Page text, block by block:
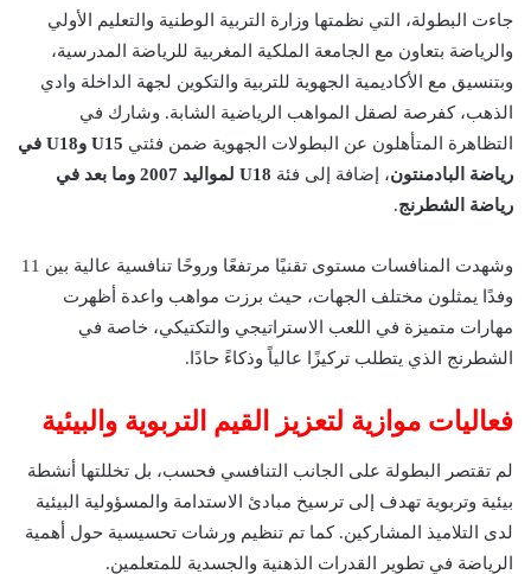
جاءت البطولة، التي نظمتها وزارة التربية الوطنية والتعليم الأولي
والرياضة بتعاون مع الجامعة الملكية المغربية للرياضة المدرسية،
وبتنسيق مع الأكاديمية الجهوية للتربية والتكوين لجهة الداخلة وادي
الذهب، كفرصة لصقل المواهب الرياضية الشابة. وشارك في
التظاهرة المتأهلون عن البطولات الجهوية ضمن فئتي
U15 وU18 في
رياضة البادمنتون، إضافة إلى فئة
U18 لمواليد 2007 وما بعد في
رياضة الشطرنج.
وشهدت المنافسات مستوى تقنيًا مرتفعًا وروحًا تنافسية عالية بين 11
وفدًا يمثلون مختلف الجهات، حيث برزت مواهب واعدة أظهرت
مهارات متميزة في اللعب الاستراتيجي والتكتيكي، خاصة في
الشطرنج الذي يتطلب تركيزًا عالياً وذكاءً حادًا.
فعاليات موازية لتعزيز القيم التربوية والبيئية
لم تقتصر البطولة على الجانب التنافسي فحسب، بل تخللتها أنشطة
بيئية وتربوية تهدف إلى ترسيخ مبادئ الاستدامة والمسؤولية البيئية
لدى التلاميذ المشاركين. كما تم تنظيم ورشات تحسيسية حول أهمية
الرياضة في تطوير القدرات الذهنية والجسدية للمتعلمين.